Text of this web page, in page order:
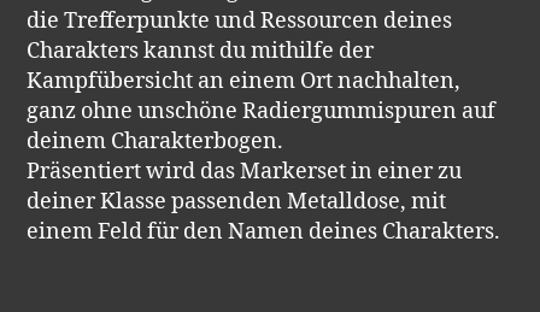
die Trefferpunkte und Ressourcen deines
Charakters kannst du mithilfe der
Kampfübersicht an einem Ort nachhalten,
ganz ohne unschöne Radiergummispuren auf
deinem Charakterbogen.
Präsentiert wird das Markerset in einer zu
deiner Klasse passenden Metalldose, mit
einem Feld für den Namen deines Charakters.